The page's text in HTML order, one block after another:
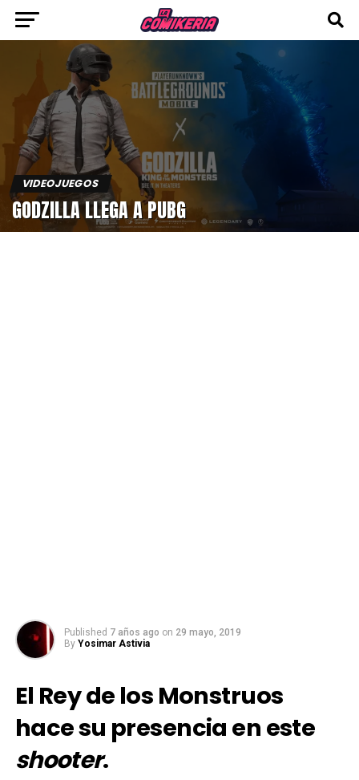
VIDEOJUEGOS
GODZILLA LLEGA A PUBG
Published 7 años ago on 29 mayo, 2019
By Yosimar Astivia
El Rey de los Monstruos
hace su presencia en este
shooter.